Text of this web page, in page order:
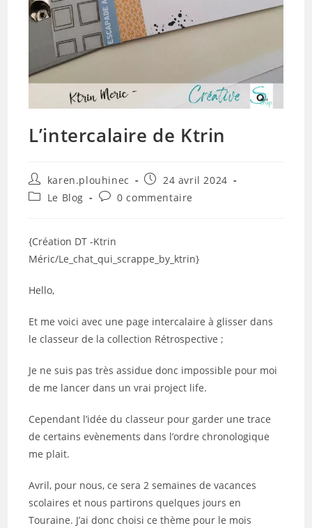
L’intercalaire de Ktrin
Auteur/autrice
de
karen.plouhinec
Publication
publiée :
24 avril 2024
PostLe Blog
Commentaires
publication :
0 commentaire
{Création DT -Ktrin
Méric/Le_chat_qui_scrappe_by_ktrin}
Hello,
Et me voici avec une page intercalaire à glisser dans
le classeur de la collection Rétrospective ;
Je ne suis pas très assidue donc impossible pour moi
de me lancer dans un vrai project life.
Cependant l’idée du classeur pour garder une trace
de certains evènements dans l’ordre chronologique
me plait.
Avril, pour nous, ce sera 2 semaines de vacances
scolaires et nous partirons quelques jours en
Touraine. J’ai donc choisi ce thème pour le mois